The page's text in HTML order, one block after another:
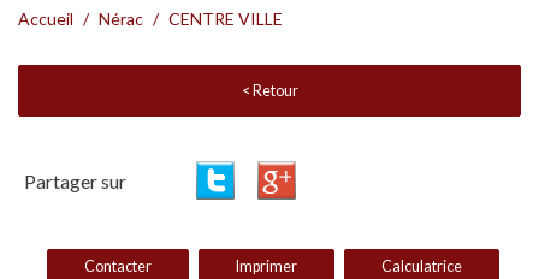
Accueil Nérac CENTRE VILLE
< Retour
Partager sur
Contacter Imprimer Calculatrice